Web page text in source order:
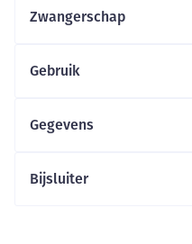
Zwangerschap
Gebruik
Gegevens
Bijsluiter